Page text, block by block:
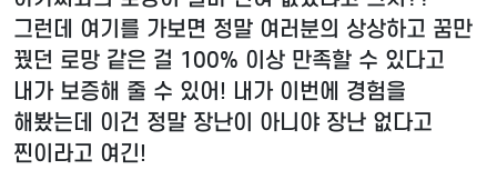
그런데 여기를 가보면 정말 여러분의 상상하고 꿈만
꿨던 로망 같은 걸 100% 이상 만족할 수 있다고
내가 보증해 줄 수 있어! 내가 이번에 경험을
해봤는데 이건 정말 장난이 아니야 장난 없다고
찐이라고 여긴!